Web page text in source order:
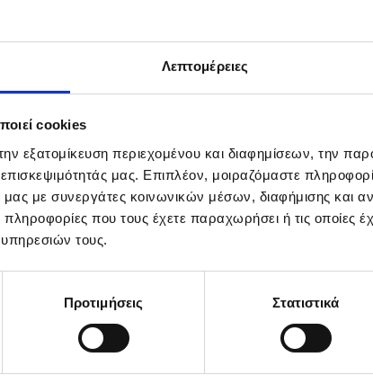
Λεπτομέρειες
cookies
εξατομίκευση περιεχομένου και διαφημίσεων, την
μας. Επιπλέον, μοιραζόμαστε
μας με συνεργάτες κοινωνικών μέσων, διαφήμισης και
που τους έχετε παραχωρήσει ή τις οποίες
τους.
Προτιμήσεις Στατιστικά